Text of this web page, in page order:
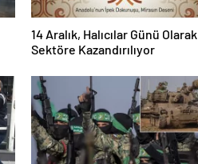
14 Aralık, Halıcılar Günü Olarak
Sektöre Kazandırılıyor